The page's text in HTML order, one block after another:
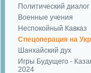
Политический диалог
Военные учения
Неспокойный Кавказ
Спецоперация на
Шанхайский дух
Игры Будущего -
2024